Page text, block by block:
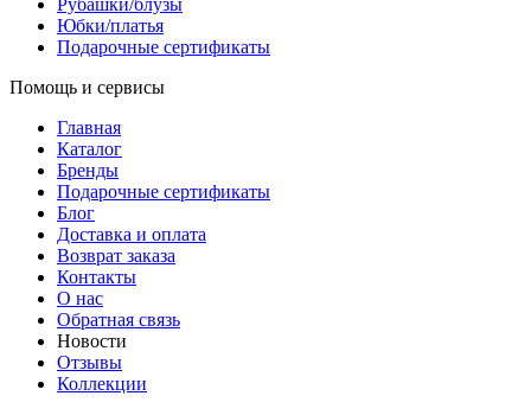
Юбки/платья
Подарочные сертификаты
Помощь и сервисы
Главная
Каталог
Бренды
Подарочные сертификаты
Блог
Доставка и оплата
Возврат заказа
Контакты
О нас
Обратная связь
Новости
Отзывы
Коллекции